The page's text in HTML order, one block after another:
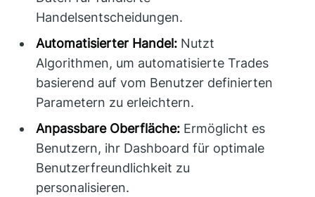
Handelsentscheidungen.
Automatisierter Handel: Nutzt
Algorithmen, um automatisierte Trades
basierend auf vom Benutzer definierten
Parametern zu erleichtern.
Anpassbare Oberfläche: Ermöglicht es
Benutzern, ihr Dashboard für optimale
Benutzerfreundlichkeit zu
personalisieren.